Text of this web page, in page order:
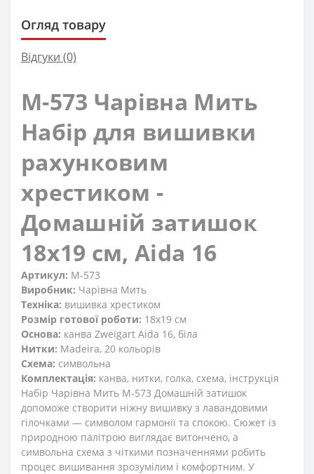
Огляд товару
Відгуки (0)
М-573 Чарівна Мить
Набір для вишивки
рахунковим
хрестиком -
Домашній затишок
18х19 см, Aida 16
Артикул: М-573
Виробник: Чарівна Мить
Техніка: вишивка хрестиком
Розмір готової роботи: 18x19 см
Основа: канва Zweigart Aida 16, біла
Нитки: Madeira, 20 кольорів
Схема: символьна
Комплектація: канва, нитки, голка, схема, інструкція
Набір Чарівна Мить М-573 Домашній затишок
допоможе створити ніжну вишивку з лавандовими
гілочками — символом гармонії та спокою. Сюжет із
природною палітрою виглядає витончено, а
символьна схема з чіткими позначеннями робить
процес вишивання зрозумілим і комфортним. У